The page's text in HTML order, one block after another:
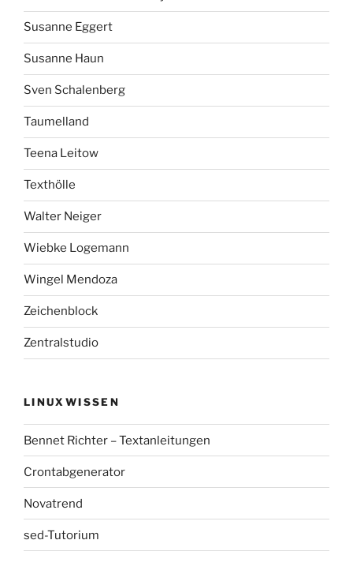
Susanne Eggert
Susanne Haun
Sven Schalenberg
Taumelland
Teena Leitow
Texthölle
Walter Neiger
Wiebke Logemann
Wingel Mendoza
Zeichenblock
Zentralstudio
LINUXWISSEN
Bennet Richter – Textanleitungen
Crontabgenerator
Novatrend
sed-Tutorium